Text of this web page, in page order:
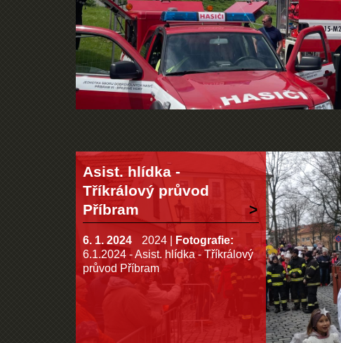
Asist. hlídka -
Tříkrálový průvod
Příbram
6. 1. 2024 2024
Fotografie:
6.1.2024 - Asist. hlídka - Tříkrálový
průvod Příbram